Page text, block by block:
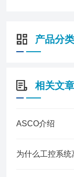
产品分类
相关文章
ASCO介绍
为什么工控系统